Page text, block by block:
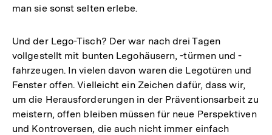
man sie sonst selten erlebe.
Und der Lego-Tisch? Der war nach drei Tagen
vollgestellt mit bunten Legohäusern, -türmen und -
fahrzeugen. In vielen davon waren die Legotüren und
Fenster offen. Vielleicht ein Zeichen dafür, dass wir,
um die Herausforderungen in der Präventionsarbeit zu
meistern, offen bleiben müssen für neue Perspektiven
und Kontroversen, die auch nicht immer einfach